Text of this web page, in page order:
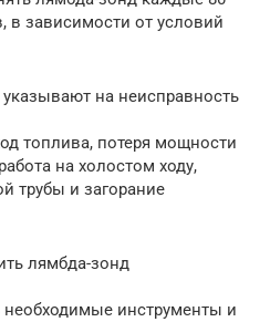
в зависимости от условий
на неисправность
топлива, потеря мощности
на холостом ходу,
трубы и загорание
лямбда-зонд
необходимые инструменты и